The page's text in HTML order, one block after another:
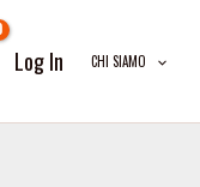
Log In CHI SIAMO